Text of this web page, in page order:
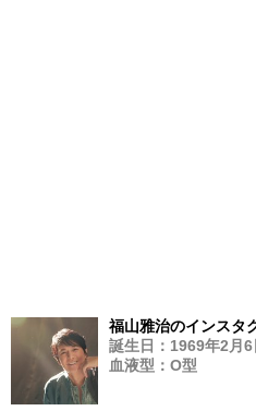
福山雅治のインスタ
誕生日：1969年2月6
血液型：O型